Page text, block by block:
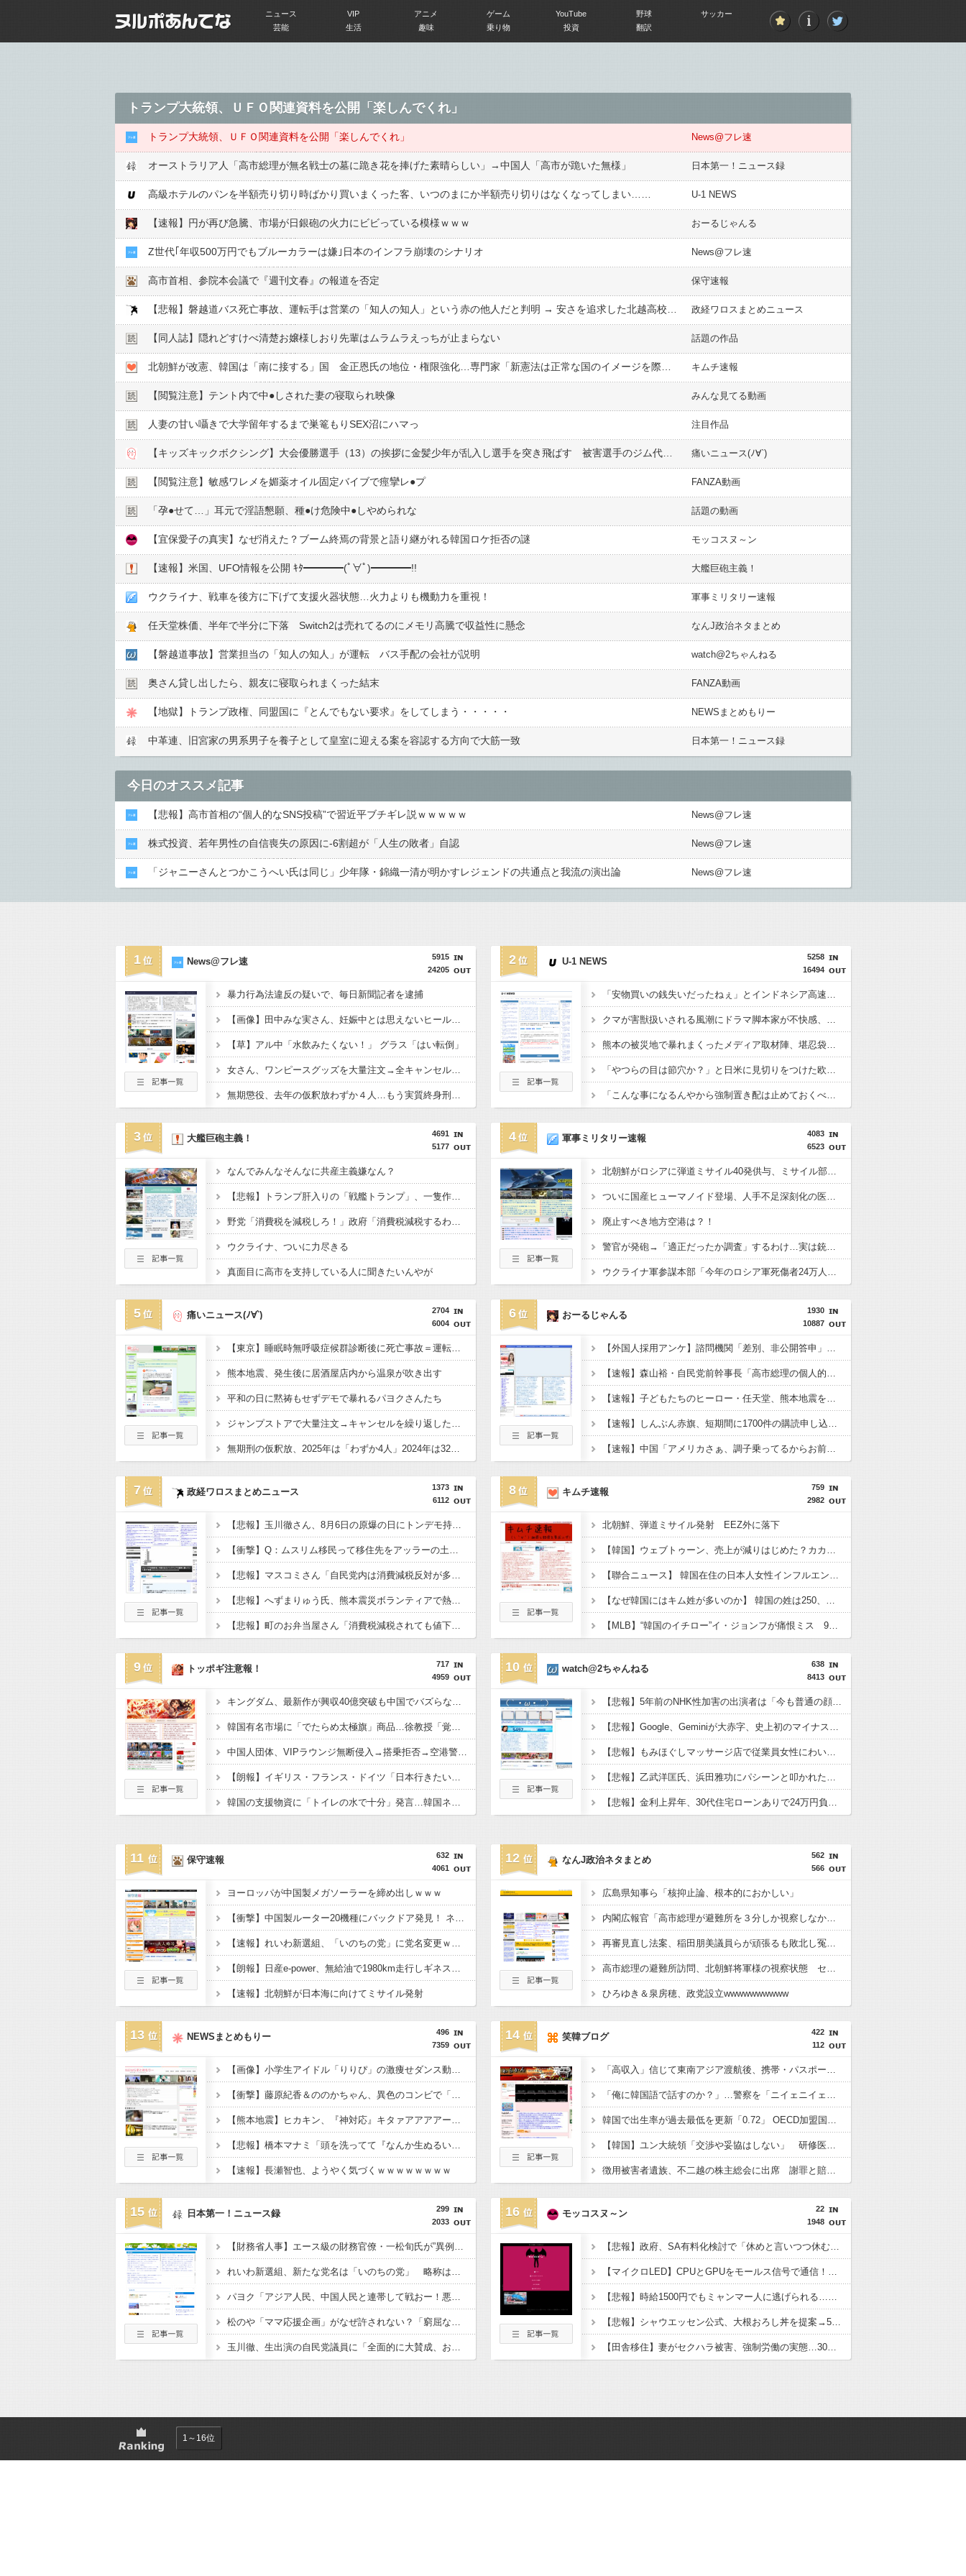
ニュース VIP アニメ ゲーム YouTube 野球
サッカー
芸能
生活 趣味 乗り物 投資 翻訳
トランプ大統領、ＵＦＯ関連資料を公開「楽しんでくれ」
トランプ大統領、ＵＦＯ関連資料を公開「楽しんでくれ」 News@フレ速
オーストラリア人「高市総理が無名戦士の墓に跪き花を捧げた素晴らしい」→中国人「高市が跪いた無様」 日本第一！ニュース録
高級ホテルのパンを半額売り切り時ばかり買いまくった客、いつのまにか半額売り切りはなくなってしまい…… U-1 NEWS
【速報】円が再び急騰、市場が日銀砲の火力にビビっている模様ｗｗｗ おーるじゃんる
Z世代｢年収500万円でもブルーカラーは嫌｣日本のインフラ崩壊のシナリオ News@フレ速
高市首相、参院本会議で『週刊文春』の報道を否定 保守速報
政経ワロスまとめニュース
【同人誌】隠れどすけべ清楚お嬢様しおり先輩はムラムラえっちが止まらない 話題の作品
キムチ速報
【閲覧注意】テント内で中●︎しされた妻の寝取られ映像 みんな見てる動画
人妻の甘い囁きで大学留年するまで巣篭もりSEX沼にハマっ 注目作品
痛いニュース(ﾉ∀`)
【閲覧注意】敏感ワレメを媚薬オイル固定バイブで痙攣レ●︎プ FANZA動画
「孕●︎せて…」耳元で淫語懇願、種●︎け危険中●︎しやめられな 話題の動画
【宜保愛子の真実】なぜ消えた？ブーム終焉の背景と語り継がれる韓国ロケ拒否の謎 モッコスヌ～ン
【速報】米国、UFO情報を公開 ｷﾀ━━━━(ﾟ∀ﾟ)━━━━!! 大艦巨砲主義！
ウクライナ、戦車を後方に下げて支援火器状態…火力よりも機動力を重視！ 軍事ミリタリー速報
任天堂株価、半年で半分に下落 Switch2は売れてるのにメモリ高騰で収益性に懸念 なんJ政治ネタまとめ
【磐越道事故】営業担当の「知人の知人」が運転 バス手配の会社が説明 watch@2ちゃんねる
奥さん貸し出したら、親友に寝取られまくった結末 FANZA動画
【地獄】トランプ政権、同盟国に『とんでもない要求』をしてしまう・・・・・ NEWSまとめもりー
中革連、旧宮家の男系男子を養子として皇室に迎える案を容認する方向で大筋一致 日本第一！ニュース録
今日のオススメ記事
【悲報】高市首相の“個人的なSNS投稿”で習近平ブチギレ説ｗｗｗｗｗ News@フレ速
株式投資、若年男性の自信喪失の原因に-6割超が「人生の敗者」自認 News@フレ速
「ジャニーさんとつかこうへい氏は同じ」少年隊・錦織一清が明かすレジェンドの共通点と我流の演出論 News@フレ速
1
5915
24205
News@フレ速
暴力行為法違反の疑いで、毎日新聞記者を逮捕
【画像】田中みな実さん、妊娠中とは思えないヒール姿で登場してしまう
【草】アル中「水飲みたくない！」 グラス「はい転倒」
女さん、ワンピースグッズを大量注文→全キャンセルで逮捕ｗｗｗ
無期懲役、去年の仮釈放わずか４人…もう実質終身刑だった
2
5258
16494
U-1 NEWS
「安物買いの銭失いだったねぇ」とインドネシア高速鉄道の最終処分に日本側騒然、国家予算は使わないというと何が財源なんだ？
クマが害獣扱いされる風潮にドラマ脚本家が不快感、「何度もクマに会ったことがあるけど全然怖くなかった」と主張しており……
熊本の被災地で暴れまくったメディア取材陣、堪忍袋の緒が切れた地元住民が苦情を寄せまくった結果……
「やつらの目は節穴か？」と日米に見切りをつけた欧州投資家の選択に衝撃を受ける人が続出、日英米の資産を処分して代わりに選んだのは……
「こんな事になるんやから強制置き配は止めておくべき」とユーザーがドン引き、UberEatsが導入した強制置き配が起こしたのは……
3
4691
5177
大艦巨砲主義！
なんでみんなそんなに共産主義嫌なん？
【悲報】トランプ肝入りの「戦艦トランプ」、一隻作るのに4兆円かかる模様wwwwwww
野党「消費税を減税しろ！」政府「消費税減税するわｗ」野党「消費税を減税するな！」
ウクライナ、ついに力尽きる
真面目に高市を支持している人に聞きたいんやが
4
4083
6523
軍事ミリタリー速報
北朝鮮がロシアに弾道ミサイル40発供与、ミサイル部隊90人派遣開始…さらに80発見通し！
ついに国産ヒューマノイド登場、人手不足深刻化の医療・製造現場などでの活用想定！
廃止すべき地方空港は？！
警官が発砲→「適正だったか調査」するわけ…実は銃を構えただけで警察本部長まで報告！
ウクライナ軍参謀本部「今年のロシア軍死傷者24万人…新規兵力の募集規模を上回る」！
5
2704
6004
痛いニュース(ﾉ∀`)
【東京】睡眠時無呼吸症候群診断後に死亡事故＝運転の無職男（３４）、独断で治療中断―危険運転致死罪適用も
熊本地震、発生後に居酒屋店内から温泉が吹き出す
平和の日に黙祷もせずデモで暴れるパヨクさんたち
ジャンプストアで大量注文→キャンセルを繰り返した女を逮捕 「注文で欲求が満たされた」総額43億円
無期刑の仮釈放、2025年は「わずか4人」2024年は32人が獄中死…「終身刑化」の傾向続く
6
1930
10887
おーるじゃんる
【外国人採用アンケ】諮問機関「差別、非公開答申」三重県「差別に当たらず、公表する方針を決定した」
【速報】森山裕・自民党前幹事長「高市総理の個人的なSNS投稿が習近平主席を怒らせた」
【速報】子どもたちのヒーロー・任天堂、熊本地震を受け製品修理は無償対応（災害救助法適用地域） 義援金5000万円寄付
【速報】しんぶん赤旗、短期間に1700件の購読申し込みで嬉し泣き→「うそでーす」虚偽申し込みと判明→ 共産党が刑事告訴「厳重な処罰を求める」
【速報】中国「アメリカさぁ、調子乗ってるからお前らが頼ってる軍用中国ドローン輸出禁止するわw」
7
1373
6112
政経ワロスまとめニュース
【悲報】玉川徹さん、8月6日の原爆の日にトンデモ持論を展開し物議… → ネット「それ、今日言うことなのか…？」ｗｗｗｗｗｗｗｗｗｗｗｗｗ
【衝撃】Q：ムスリム移民って移住先をアッラーの土地って思ってるの？ → 衝撃の回答がコチラ → ｗｗｗｗｗｗｗｗｗｗｗｗｗｗ
【悲報】マスコミさん「自民党内は消費減税反対が多数！」 → 自民党議員の内部暴露で嘘が完全発覚 → ｗｗｗｗｗｗｗｗｗｗｗｗｗｗ
【悲報】へずまりゅう氏、熊本震災ボランティアで熱中症疑い「水風呂に入っても体内が熱く感じる…」 → 野口健さん「休養日を設けた方がいい！」
【悲報】町のお弁当屋さん「消費税減税されても値下げせず全て利益にする！」と宣言しネットで物議 → ｗｗｗｗｗｗｗｗｗｗｗｗｗｗ
8
759
2982
キムチ速報
北朝鮮、弾道ミサイル発射 EEZ外に落下
【韓国】ウェブトゥーン、売上が減りはじめた？カカオのストーリー部門、前年同期比で売上がマイナス16％
【聯合ニュース】 韓国在住の日本人女性インフルエンサー ライブ配信中に死亡
【なぜ韓国にはキム姓が多いのか】 韓国の姓は250、日本は30万…歴史的背景を米学者分析「学問尊重と平和な歴史が原動力」
【MLB】“韓国のイチロー”イ・ジョンフが痛恨ミス 9回2死からまさか…サヨナラ負けに動けず、地元放送は同情「不運でした」
9
717
4959
トッポギ注意報！
キングダム、最新作が興収40億突破も中国でバズらない→現地のリアルな評価を検証
韓国有名市場に「でたらめ太極旗」商品…徐教授「覚醒するべき」
中国人団体、VIPラウンジ無断侵入→搭乗拒否→空港警備員の”つり目ポーズ”で国際問題にｗｗｗ
【朗報】イギリス・フランス・ドイツ「日本行きたい」検索ランキング上位独占ｗｗｗ
韓国の支援物資に「トイレの水で十分」発言…韓国ネット激怒へｗｗｗｗｗｗｗ
10
638
8413
watch@2ちゃんねる
【悲報】5年前のNHK性加害の出演者は「今も普通の顔して芸能活動してる」ネット「受信料を取るくらいなら詳細を伝えよ」
【悲報】Google、Geminiが大赤字、史上初のマイナスキャッシュフローに陥る・・・
【悲報】もみほぐしマッサージ店で従業員女性にわいせつ行為かで男を逮捕ｗｗｗｗｗｗｗｗｗ
【悲報】乙武洋匡氏、浜田雅功にパシーンと叩かれたシーンがオンエアされず「障害者相手だと放送されなくなる。俺、逆差別だと思って」
【悲報】金利上昇年、30代住宅ローンありで24万円負担増ｗｗｗｗｗｗｗｗｗｗｗｗ
11
632
4061
保守速報
ヨーロッパが中国製メガソーラーを締め出しｗｗｗ
【衝撃】中国製ルーター20機種にバックドア発見！ ネットに繋ぐだけで35秒ごとに中国のサーバーと通信
【速報】れいわ新選組、「いのちの党」に党名変更ｗｗｗｗｗｗ
【朗報】日産e-power、無給油で1980km走行しギネス記録を達成 55Lタンクでリッター36km（SUV）
【速報】北朝鮮が日本海に向けてミサイル発射
12
562
566
なんJ政治ネタまとめ
広島県知事ら「核抑止論、根本的におかしい」
内閣広報官「高市総理が避難所を３分しか視察しなかったなんてデマ！50分いたぞ????」 →しかし事実上の視察は数分で正解
再審見直し法案、稲田朋美議員らが頑張るも敗北し冤罪当事者が失望する内容に終わる
高市総理の避難所訪問、北朝鮮将軍様の視察状態 セッティグされた場所に登場し 「ここは快適で至れり尽くせり、日本人で良かった」と賛美を受ける しかし他の避難所では…
ひろゆき＆泉房穂、政党設立wwwwwwwwww
13
496
7359
NEWSまとめもりー
【画像】小学生アイドル「りりぴ」の激痩せダンス動画にファンが『絶句』してしまう・・・・
【衝撃】藤原紀香＆ののかちゃん、異色のコンビで「まんが日本昔ばなし」を舞台化してしまう
【熊本地震】ヒカキン、『神対応』キタァアアアアーーーーーーー！！
【悲報】橋本マナミ「頭を洗ってて『なんか生ぬるいな』と思ったら、後ろで息子が…」
【速報】長瀬智也、ようやく気づくｗｗｗｗｗｗｗｗ
14
422
112
笑韓ブログ
「高収入」信じて東南アジア渡航後、携帯・パスポート奪われ監禁…韓国人の被害急増
「俺に韓国語で話すのか？」…警察を「ニイェニイェニイェ」とからかう韓国滞在外国人の投稿動画が物議
韓国で出生率が過去最低を更新「0.72」 OECD加盟国で唯一 1を下回る
【韓国】ユン大統領「交渉や妥協はしない」 研修医集団ボイコット受け
徴用被害者遺族、不二越の株主総会に出席 謝罪と賠償求める
15
299
2033
日本第一！ニュース録
【財務省人事】エース級の財務官僚・一松旬氏が”異例転出”へ 官邸幹部「協力的でなかったから」
れいわ新選組、新たな党名は「いのちの党」 略称は「いのち」
パヨク「アジア人民、中国人民と連帯して戦おー！悪政高市を打倒するぞー！」
松のや「ママ応援企画」がなぜ許されない？「窮屈な世の中」に住む不幸、「尊重し合える社会」は遠ざかる一方 石原壮一郎氏
玉川徹、生出演の自民党議員に「全面的に大賛成、おっしゃる通り」 消費減税への主張めぐり
16
22
1948
モッコスヌ～ン
【悲報】政府、SA有料化検討で「休めと言いつつ休むな」矛盾にネット呆れ
【マイクロLED】CPUとGPUをモールス信号で通信！？MicrosoftとTSMCが開発する次世代技術の衝撃
【悲報】時給1500円でもミャンマー人に逃げられる…地方の雇用崩壊がヤバい
【悲報】シャウエッセン公式、大根おろし丼を提案→5ch爆笑の渦
【田舎移住】妻がセクハラ被害、強制労働の実態…30代夫が絶望した理由
1～16位